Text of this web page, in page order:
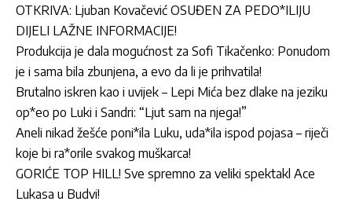
OTKRIVA: Ljuban Kovačević OSUĐEN ZA PEDO*ILIJU
DIJELI LAŽNE INFORMACIJE!
Produkcija je dala mogućnost za Sofi Tikačenko: Ponudom
je i sama bila zbunjena, a evo da li je prihvatila!
Brutalno iskren kao i uvijek – Lepi Mića bez dlake na jeziku
op*eo po Luki i Sandri: “Ljut sam na njega!”
Aneli nikad žešće poni*ila Luku, uda*ila ispod pojasa – riječi
koje bi ra*orile svakog muškarca!
GORIĆE TOP HILL! Sve spremno za veliki spektakl Ace
Lukasa u Budvi!